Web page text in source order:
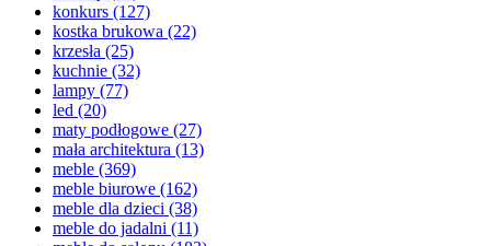
konkurs (127)
kostka brukowa (22)
krzesła (25)
kuchnie (32)
lampy (77)
led (20)
maty podłogowe (27)
mała architektura (13)
meble (369)
meble biurowe (162)
meble dla dzieci (38)
meble do jadalni (11)